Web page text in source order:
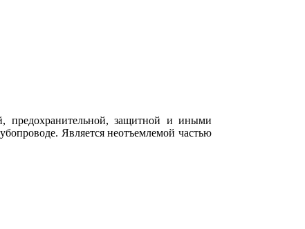
предохранительной, защитной и иными
Является неотъемлемой частью